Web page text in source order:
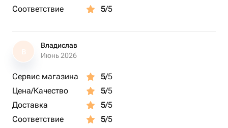
Соответствие
5/5
В
Владислав
Июнь 2026
Сервис магазина 5/5
Цена/Качество
5/5
Доставка
5/5
Соответствие
5/5